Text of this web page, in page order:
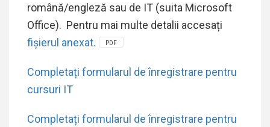
română/engleză sau de IT (suita Microsoft
Office). Pentru mai multe detalii accesați
fișierul anexat.
PDF
Completați formularul de înregistrare pentru
cursuri IT
Completați formularul de înregistrare pentru